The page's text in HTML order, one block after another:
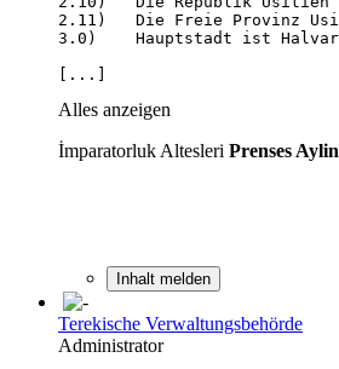
[...]
Alles anzeigen
İmparatorluk Altesleri Prenses Aylin
Inhalt melden
Terekische Verwaltungsbehörde
Administrator